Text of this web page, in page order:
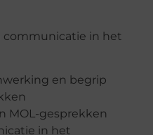
communicatie in het
en begrip
MOL-gesprekken
in het